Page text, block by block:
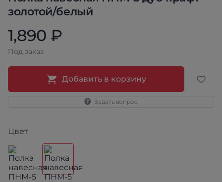
золотой/белый
1,890 ₽
Под заказ
Добавить в корзину
Задать вопрос
Цвет